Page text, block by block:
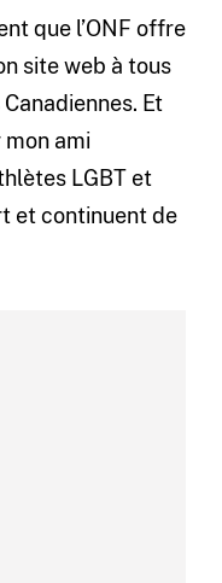
que l’ONF offre
site web à tous
Et
mon ami
LGBT et
et continuent de